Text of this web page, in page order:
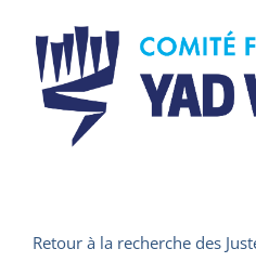
content
Retour à la recherche des